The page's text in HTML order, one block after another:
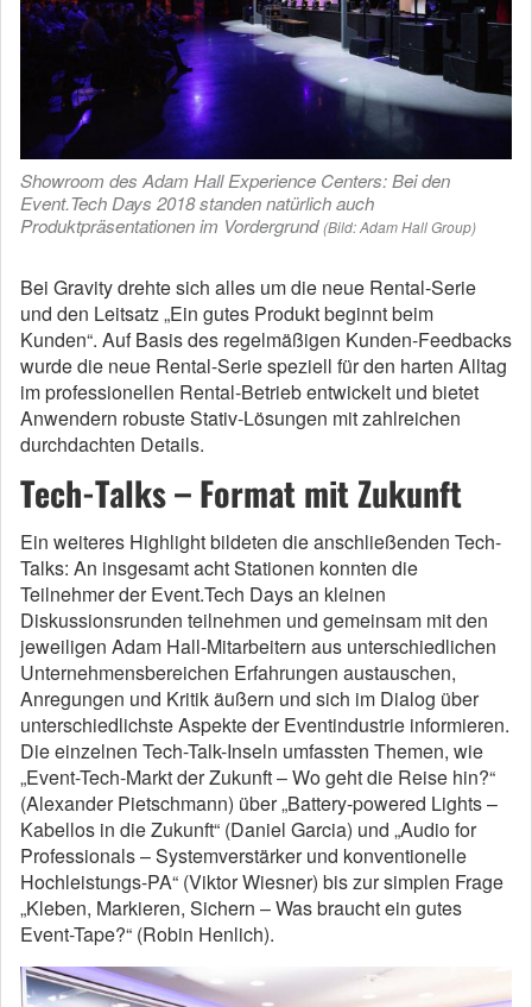
Showroom des Adam Hall Experience Centers: Bei den
Event.Tech Days 2018 standen natürlich auch
Produktpräsentationen im Vordergrund (Bild: Adam Hall Group)
Bei Gravity drehte sich alles um die neue Rental-Serie
und den Leitsatz „Ein gutes Produkt beginnt beim
Kunden“. Auf Basis des regelmäßigen Kunden-Feedbacks
wurde die neue Rental-Serie speziell für den harten Alltag
im professionellen Rental-Betrieb entwickelt und bietet
Anwendern robuste Stativ-Lösungen mit zahlreichen
durchdachten Details.
Tech-Talks – Format mit Zukunft
Ein weiteres Highlight bildeten die anschließenden Tech-
Talks: An insgesamt acht Stationen konnten die
Teilnehmer der Event.Tech Days an kleinen
Diskussionsrunden teilnehmen und gemeinsam mit den
jeweiligen Adam Hall-Mitarbeitern aus unterschiedlichen
Unternehmensbereichen Erfahrungen austauschen,
Anregungen und Kritik äußern und sich im Dialog über
unterschiedlichste Aspekte der Eventindustrie informieren.
Die einzelnen Tech-Talk-Inseln umfassten Themen, wie
„Event-Tech-Markt der Zukunft – Wo geht die Reise hin?“
(Alexander Pietschmann) über „Battery-powered Lights –
Kabellos in die Zukunft“ (Daniel Garcia) und „Audio for
Professionals – Systemverstärker und konventionelle
Hochleistungs-PA“ (Viktor Wiesner) bis zur simplen Frage
„Kleben, Markieren, Sichern – Was braucht ein gutes
Event-Tape?“ (Robin Henlich).